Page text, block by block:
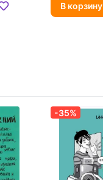
В корзину
-35%